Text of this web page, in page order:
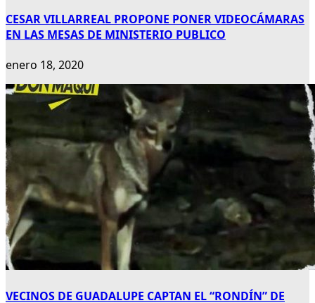
CESAR VILLARREAL PROPONE PONER VIDEOCÁMARAS
EN LAS MESAS DE MINISTERIO PUBLICO
enero 18, 2020
VECINOS DE GUADALUPE CAPTAN EL “RONDÍN” DE